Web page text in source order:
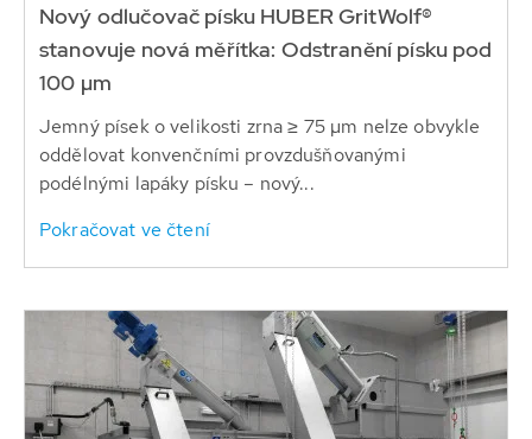
Nový odlučovač písku HUBER GritWolf®
stanovuje nová měřítka: Odstranění písku pod
100 µm
Jemný písek o velikosti zrna ≥ 75 µm nelze obvykle
oddělovat konvenčními provzdušňovanými
podélnými lapáky písku – nový...
Pokračovat ve čtení